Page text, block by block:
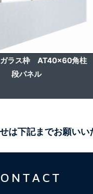
ラス枠 AT40x60角柱
段パネル
は下記までお願いい